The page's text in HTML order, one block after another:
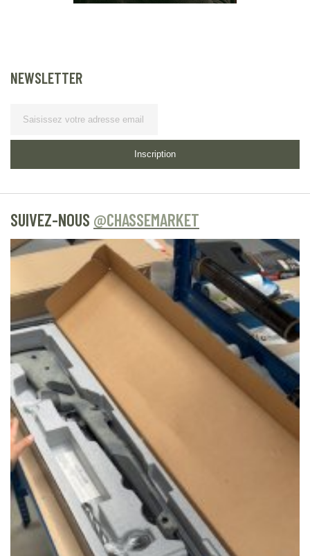
NEWSLETTER
Inscription
SUIVEZ-NOUS @CHASSEMARKET